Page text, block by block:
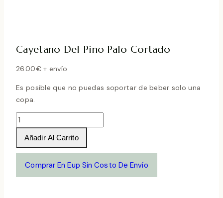
Cayetano Del Pino Palo Cortado
26.00€ + envío
Es posible que no puedas soportar de beber solo una
copa.
Cayetano
del
Pino
Palo
Cortado
cantidad
Añadir Al Carrito
Comprar En Eup Sin Costo De Envío